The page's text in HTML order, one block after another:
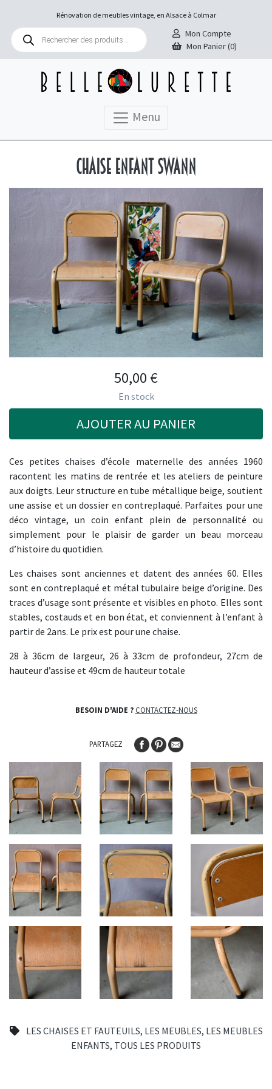
Rénovation de meubles vintage, en Alsace à Colmar
Recherche
produits
Mon Compte
Mon Panier (0)
Menu
LES CHAISES ET FAUTEUILS, LES MEUBLES, LES MEUBLES
ENFANTS, TOUS LES PRODUITS
Chaise enfant Swann
50,00 €
En stock
AJOUTER AU PANIER
Ces petites chaises d’école maternelle des années 1960
racontent les matins de rentrée et les ateliers de peinture
aux doigts. Leur structure en tube métallique beige, soutient
une assise et un dossier en contreplaqué. Parfaites pour une
déco vintage, un coin enfant plein de personnalité ou
simplement pour le plaisir de garder un beau morceau
d’histoire du quotidien.
Les chaises sont anciennes et datent des années 60. Elles
sont en contreplaqué et métal tubulaire beige d’origine. Des
traces d’usage sont présente et visibles en photo. Elles sont
stables, costauds et en bon état, et conviennent à l’enfant à
partir de 2ans. Le prix est pour une chaise.
28 à 36cm de largeur, 26 à 33cm de profondeur, 27cm de
hauteur d’assise et 49cm de hauteur totale
BESOIN D'AIDE ? CONTACTEZ-NOUS
PARTAGEZ